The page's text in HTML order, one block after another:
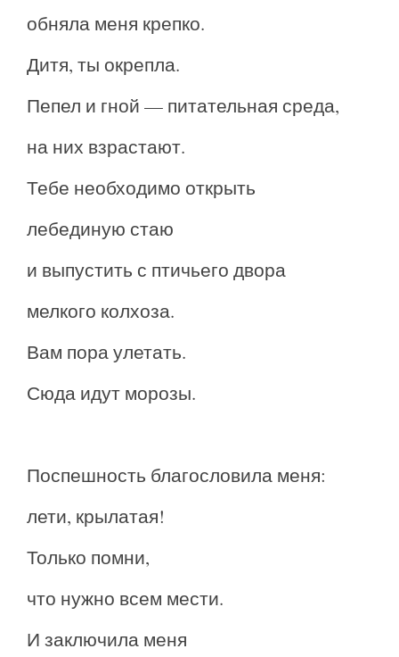
обняла меня крепко.
Дитя, ты окрепла.
Пепел и гной — питательная среда,
на них взрастают.
Тебе необходимо открыть
лебединую стаю
и выпустить с птичьего двора
мелкого колхоза.
Вам пора улетать.
Сюда идут морозы.
Поспешность благословила меня:
лети, крылатая!
Только помни,
что нужно всем мести.
И заключила меня